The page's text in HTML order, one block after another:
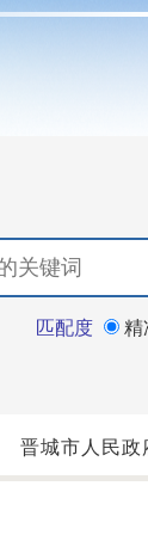
匹配度 精
晋城市人民政